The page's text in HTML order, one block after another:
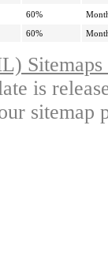
60%
60%
is
sitemap